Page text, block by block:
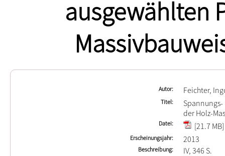
ausgewählten
Autor Feichter,
Titel
der Holz-
Datei [21.7 MB]
Erscheinungsjahr 2013
Beschreibung IV, 346 S.